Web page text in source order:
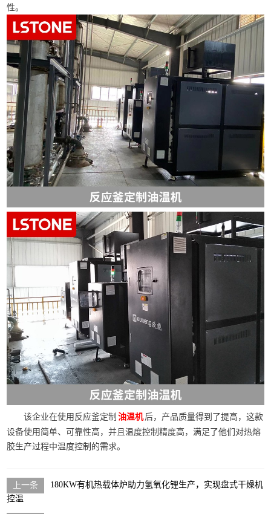
性。
该企业在使用反应釜定制 油温机后，产品质量得到了提高，这款
设备使用简单、可靠性高，并且温度控制精度高，满足了他们对热熔
胶生产过程中温度控制的需求。
180KW有机热载体炉助力氢氧化锂生产，实现盘式干燥机
控温